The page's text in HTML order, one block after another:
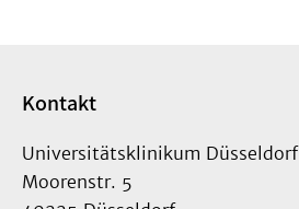
Kontakt
Universitätsklinikum Düsseldorf
Moorenstr. 5